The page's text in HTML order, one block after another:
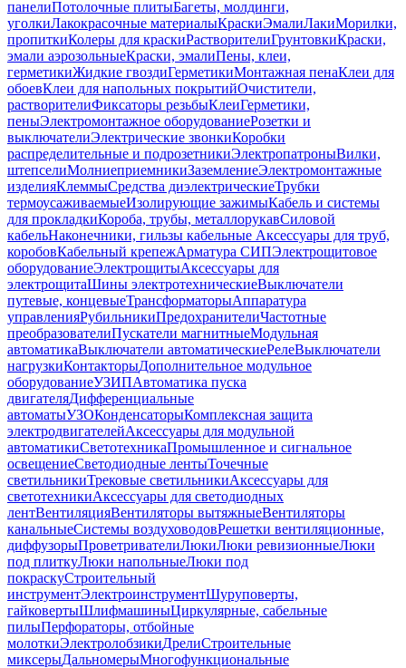
панелиПотолочные плитыБагеты, молдинги,
уголкиЛакокрасочные материалыКраскиЭмалиЛакиМорилки,
пропиткиКолеры для краскиРастворителиГрунтовкиКраски,
эмали аэрозольныеКраски, эмалиПены, клеи,
герметикиЖидкие гвоздиГерметикиМонтажная пенаКлеи для
обоевКлеи для напольных покрытийОчистители,
растворителиФиксаторы резьбыКлеиГерметики,
пеныЭлектромонтажное оборудованиеРозетки и
выключателиЭлектрические звонкиКоробки
распределительные и подрозетникиЭлектропатроныВилки,
штепселиМолниеприемникиЗаземлениеЭлектромонтажные
изделияКлеммыСредства диэлектрическиеТрубки
термоусаживаемыеИзолирующие зажимыКабель и системы
для прокладкиКороба, трубы, металлорукавСиловой
кабельНаконечники, гильзы кабельные Аксессуары для труб,
коробовКабельный крепежАрматура СИПЭлектрощитовое
оборудованиеЭлектрощитыАксессуары для
электрощитаШины электротехническиеВыключатели
путевые, концевыеТрансформаторыАппаратура
управленияРубильникиПредохранителиЧастотные
преобразователиПускатели магнитныеМодульная
автоматикаВыключатели автоматическиеРелеВыключатели
нагрузкиКонтакторыДополнительное модульное
оборудованиеУЗИПАвтоматика пуска
двигателяДифференциальные
автоматыУЗОКонденсаторыКомплексная защита
электродвигателейАксессуары для модульной
автоматикиСветотехникаПромышленное и сигнальное
освещениеСветодиодные лентыТочечные
светильникиТрековые светильникиАксессуары для
светотехникиАксессуары для светодиодных
лентВентиляцияВентиляторы вытяжныеВентиляторы
канальныеСистемы воздуховодовРешетки вентиляционные,
диффузорыПроветривателиЛюкиЛюки ревизионныеЛюки
под плиткуЛюки напольныеЛюки под
покраскуСтроительный
инструментЭлектроинструментШуруповерты,
гайковертыШлифмашиныЦиркулярные, сабельные
пилыПерфораторы, отбойные
молоткиЭлектролобзикиДрелиСтроительные
миксерыДальномерыМногофункциональные